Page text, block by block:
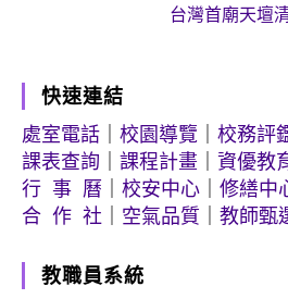
台灣首廟天壇
快速連結
處室電話
校園導覽
校務評
課表查詢
課程計畫
資優教
行 事 曆
校安中心
修繕中
合 作 社
空氣品質 教師甄
教職員系統